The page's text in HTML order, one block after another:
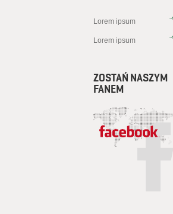
Lorem ipsum
Lorem ipsum
ZOSTAŃ NASZYM
FANEM